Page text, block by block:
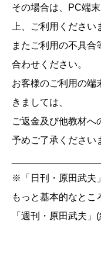
その場合は、PC端
上、ご利用ください
またご利用の不具合
合わせください。
お客様のご利用の端
きましては、
ご返金及び他教材へ
予めご了承ください
※「日刊・原田武夫
もっと基本的なとこ
「週刊・原田武夫」